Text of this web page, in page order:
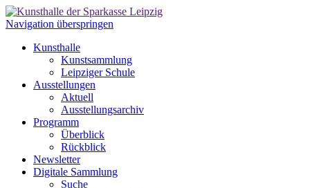
Navigation überspringen
Kunsthalle
Kunstsammlung
Leipziger Schule
Ausstellungen
Aktuell
Ausstellungsarchiv
Programm
Überblick
Rückblick
Newsletter
Digitale Sammlung
Suche